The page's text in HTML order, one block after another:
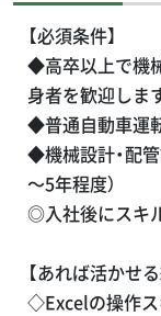
【必須条件】
◆高卒以上で機
身者を歓迎しま
◆普通自動車運転
◆機械設計・配
～5年程度）
◎入社後にスキ
【あれば活かせ
◇Excelの操作ス